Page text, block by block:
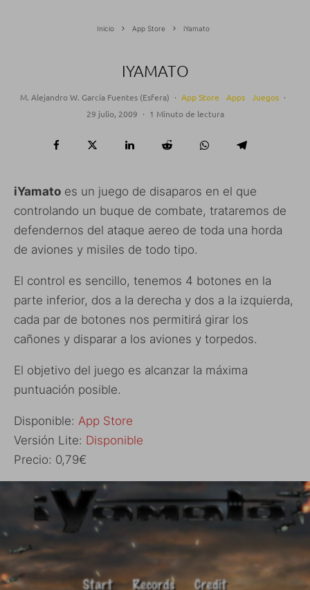
Inicio App Store iYamato
IYAMATO
M. Alejandro W. García Fuentes (Esfera) · App Store Apps Juegos ·
29 julio, 2009 · 1 Minuto de lectura
iYamato es un juego de disaparos en el que
controlando un buque de combate, trataremos de
defendernos del ataque aereo de toda una horda
de aviones y misiles de todo tipo.
El control es sencillo, tenemos 4 botones en la
parte inferior, dos a la derecha y dos a la izquierda,
cada par de botones nos permitirá girar los
cañones y disparar a los aviones y torpedos.
El objetivo del juego es alcanzar la máxima
puntuación posible.
Disponible: App Store
Versión Lite: Disponible
Precio: 0,79€